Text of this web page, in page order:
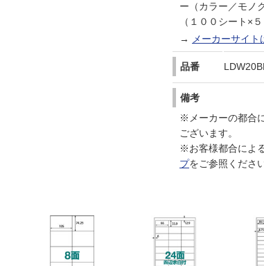
ー（カラー／モノ
（１００シート×
→
メーカーサイト
品番
備考
※メーカーの都合
ございます。
※お客様都合によ
プをご参照くださ